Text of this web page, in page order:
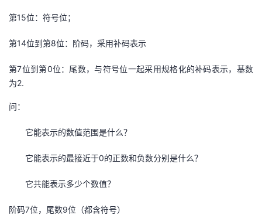
第15位：符号位；
第14位到第8位：阶码，采用补码表示
第7位到第0位：尾数，与符号位一起采用规格化的补码表示，基数
为2.
问：
它能表示的数值范围是什么？
它能表示的最接近于0的正数和负数分别是什么？
它共能表示多少个数值？
阶码7位，尾数9位（都含符号）